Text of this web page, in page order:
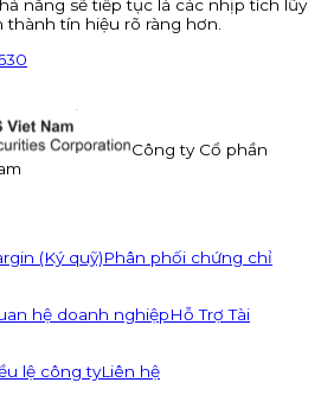
năng sẽ tiếp tục là các nhịp tích lũy
tín hiệu rõ ràng hơn.
Công ty Cổ phần
(Ký quỹ)Phân phối chứng chỉ
hệ doanh nghiệpHỗ Trợ Tài
lệ công tyLiên hệ